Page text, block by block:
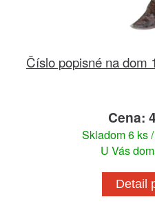
Číslo popisné na dom
Cena:
Skladom 6 ks
U Vás
Detail